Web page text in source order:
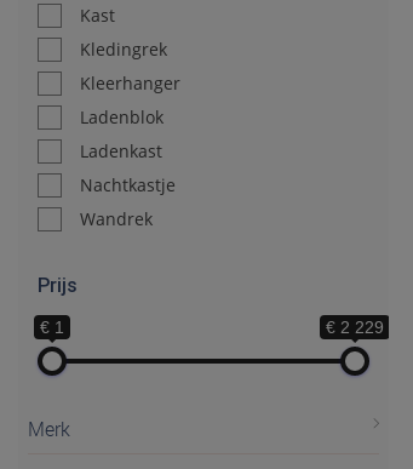
Kast
Kledingrek
Kleerhanger
Ladenblok
Ladenkast
Nachtkastje
Wandrek
Prijs
€ 1 € 2 229
Merk